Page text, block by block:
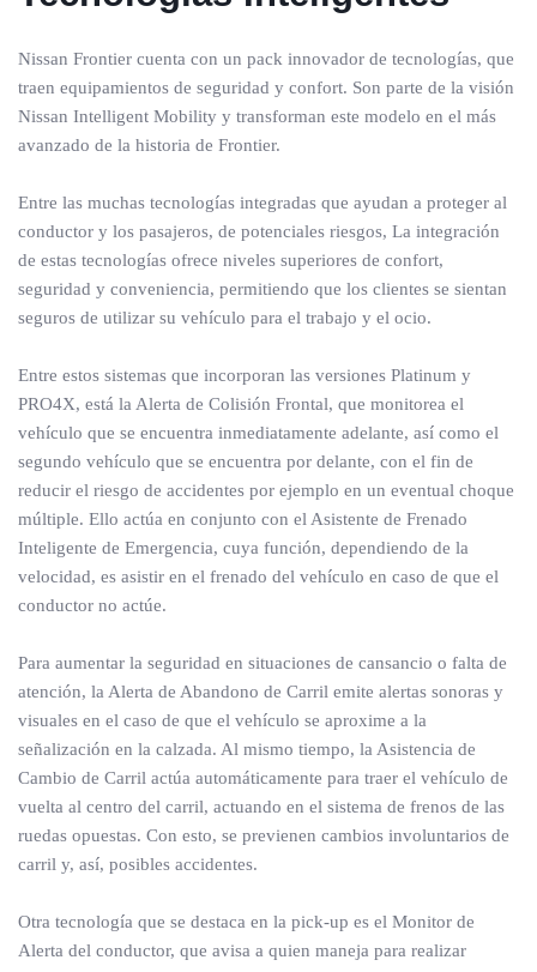
Nissan Frontier cuenta con un pack innovador de tecnologías, que
traen equipamientos de seguridad y confort. Son parte de la visión
Nissan Intelligent Mobility y transforman este modelo en el más
avanzado de la historia de Frontier.
Entre las muchas tecnologías integradas que ayudan a proteger al
conductor y los pasajeros, de potenciales riesgos, La integración
de estas tecnologías ofrece niveles superiores de confort,
seguridad y conveniencia, permitiendo que los clientes se sientan
seguros de utilizar su vehículo para el trabajo y el ocio.
Entre estos sistemas que incorporan las versiones Platinum y
PRO4X, está la Alerta de Colisión Frontal, que monitorea el
vehículo que se encuentra inmediatamente adelante, así como el
segundo vehículo que se encuentra por delante, con el fin de
reducir el riesgo de accidentes por ejemplo en un eventual choque
múltiple. Ello actúa en conjunto con el Asistente de Frenado
Inteligente de Emergencia, cuya función, dependiendo de la
velocidad, es asistir en el frenado del vehículo en caso de que el
conductor no actúe.
Para aumentar la seguridad en situaciones de cansancio o falta de
atención, la Alerta de Abandono de Carril emite alertas sonoras y
visuales en el caso de que el vehículo se aproxime a la
señalización en la calzada. Al mismo tiempo, la Asistencia de
Cambio de Carril actúa automáticamente para traer el vehículo de
vuelta al centro del carril, actuando en el sistema de frenos de las
ruedas opuestas. Con esto, se previenen cambios involuntarios de
carril y, así, posibles accidentes.
Otra tecnología que se destaca en la pick-up es el Monitor de
Alerta del conductor, que avisa a quien maneja para realizar